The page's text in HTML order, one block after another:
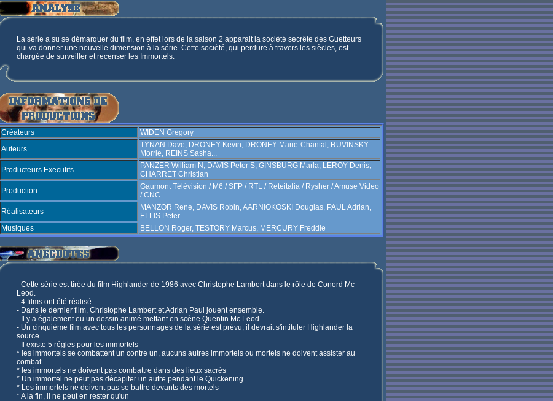
La série a su se démarquer du film, en effet lors de la saison 2 apparait la socièté secrête des Guetteurs
qui va donner une nouvelle dimension à la série. Cette socièté, qui perdure à travers les siècles, est
chargée de surveiller et recenser les Immortels.
Créateurs
WIDEN Gregory
Auteurs
TYNAN Dave, DRONEY Kevin, DRONEY Marie-Chantal, RUVINSKY
Morrie, REINS Sasha...
Producteurs Executifs
PANZER William N, DAVIS Peter S, GINSBURG Marla, LEROY Denis,
CHARRET Christian
Production
Gaumont Télévision / M6 / SFP / RTL / Reteitalia / Rysher / Amuse Video
/ CNC
Réalisateurs
MANZOR Rene, DAVIS Robin, AARNIOKOSKI Douglas, PAUL Adrian,
ELLIS Peter...
Musiques
BELLON Roger, TESTORY Marcus, MERCURY Freddie
- Cette série est tirée du film Highlander de 1986 avec Christophe Lambert dans le rôle de Conord Mc
Leod.
- 4 films ont été réalisé
- Dans le dernier film, Christophe Lambert et Adrian Paul jouent ensemble.
- Il y a également eu un dessin animé mettant en scène Quentin Mc Leod
- Un cinquième film avec tous les personnages de la série est prévu, il devrait s'intituler Highlander la
source.
- Il existe 5 régles pour les immortels
* les immortels se combattent un contre un, aucuns autres immortels ou mortels ne doivent assister au
combat
* les immortels ne doivent pas combattre dans des lieux sacrés
* Un immortel ne peut pas décapiter un autre pendant le Quickening
* Les immortels ne doivent pas se battre devants des mortels
* A la fin, il ne peut en rester qu'un